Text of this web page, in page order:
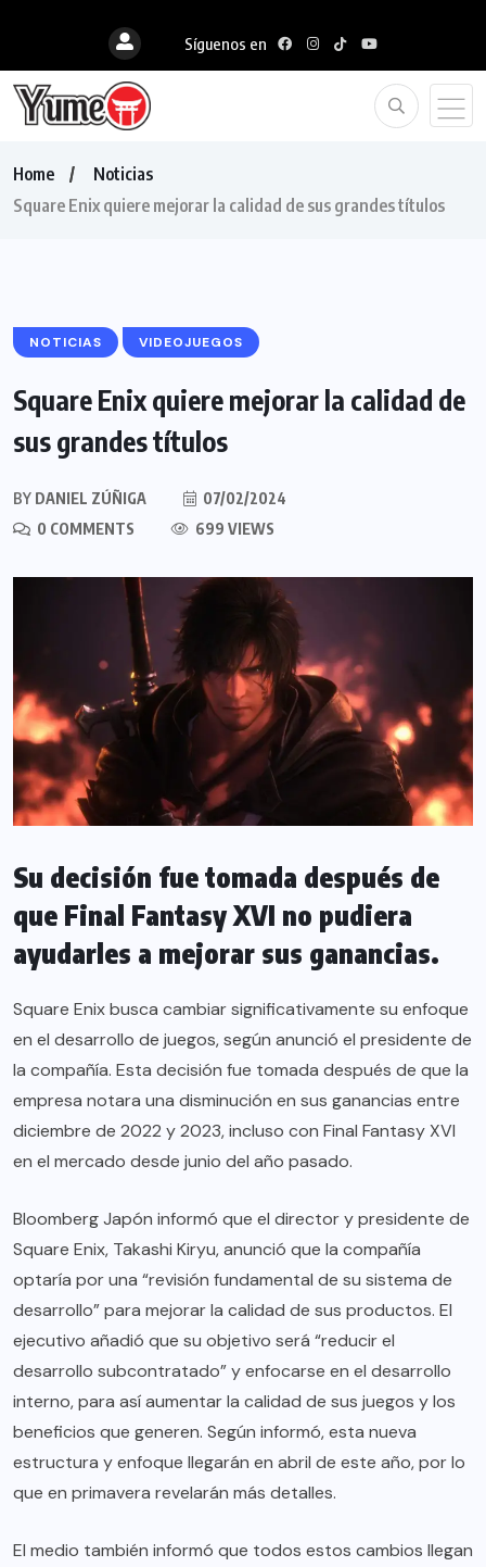
Síguenos en
Home
Noticias
Square Enix quiere mejorar la calidad de sus grandes títulos
NOTICIAS VIDEOJUEGOS
Square Enix quiere mejorar la calidad de
sus grandes títulos
BY DANIEL ZÚÑIGA
07/02/2024
0 COMMENTS
699 VIEWS
Su decisión fue tomada después de
que Final Fantasy XVI no pudiera
ayudarles a mejorar sus ganancias.
Square Enix busca cambiar significativamente su enfoque
en el desarrollo de juegos, según anunció el presidente de
la compañía. Esta decisión fue tomada después de que la
empresa notara una disminución en sus ganancias entre
diciembre de 2022 y 2023, incluso con Final Fantasy XVI
en el mercado desde junio del año pasado.
Bloomberg Japón informó que el director y presidente de
Square Enix, Takashi Kiryu, anunció que la compañía
optaría por una “revisión fundamental de su sistema de
desarrollo” para mejorar la calidad de sus productos. El
ejecutivo añadió que su objetivo será “reducir el
desarrollo subcontratado” y enfocarse en el desarrollo
interno, para así aumentar la calidad de sus juegos y los
beneficios que generen. Según informó, esta nueva
estructura y enfoque llegarán en abril de este año, por lo
que en primavera revelarán más detalles.
El medio también informó que todos estos cambios llegan